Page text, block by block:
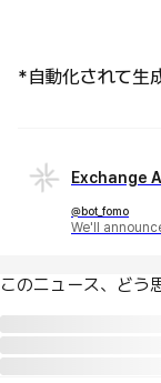
*自動化されて生
Exchange
@bot_fomo
We'll
このニュース、どう